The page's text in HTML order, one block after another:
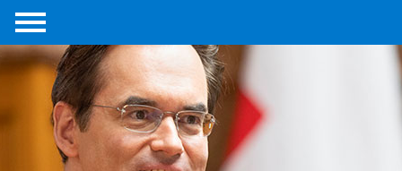
Accueil
Portrait
Interventions
parlementaires